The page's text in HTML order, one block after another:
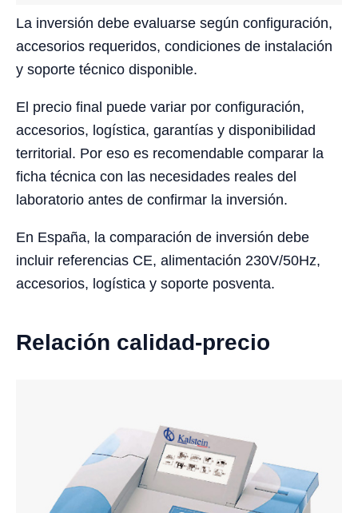
La inversión debe evaluarse según configuración,
accesorios requeridos, condiciones de instalación
y soporte técnico disponible.
El precio final puede variar por configuración,
accesorios, logística, garantías y disponibilidad
territorial. Por eso es recomendable comparar la
ficha técnica con las necesidades reales del
laboratorio antes de confirmar la inversión.
En España, la comparación de inversión debe
incluir referencias CE, alimentación 230V/50Hz,
accesorios, logística y soporte posventa.
Relación calidad-precio